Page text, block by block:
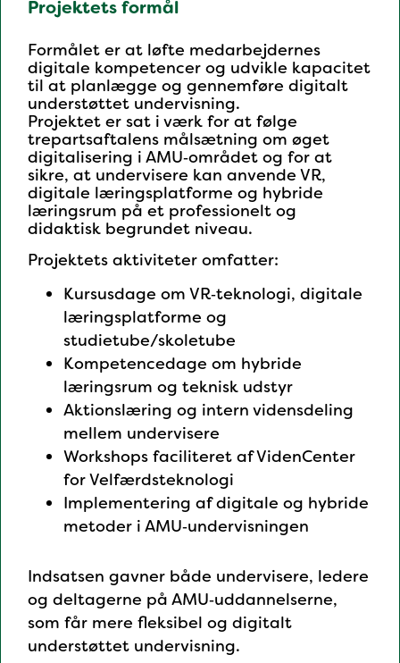
Projektets formål
Formålet er at løfte medarbejdernes
digitale kompetencer og udvikle kapacitet
til at planlægge og gennemføre digitalt
understøttet undervisning.
Projektet er sat i værk for at følge
trepartsaftalens målsætning om øget
digitalisering i AMU‑området og for at
sikre, at undervisere kan anvende VR,
digitale læringsplatforme og hybride
læringsrum på et professionelt og
didaktisk begrundet niveau.
Projektets aktiviteter omfatter:
Kursusdage om VR‑teknologi, digitale
læringsplatforme og
studietube/skoletube
Kompetencedage om hybride
læringsrum og teknisk udstyr
Aktionslæring og intern vidensdeling
mellem undervisere
Workshops faciliteret af VidenCenter
for Velfærdsteknologi
Implementering af digitale og hybride
metoder i AMU‑undervisningen
Indsatsen gavner både undervisere, ledere
og deltagerne på AMU‑uddannelserne,
som får mere fleksibel og digitalt
understøttet undervisning.